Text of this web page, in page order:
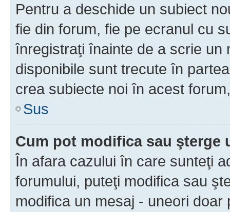
Pentru a deschide un subiect
fie din forum, fie pe ecranul cu
înregistraţi înainte de a scrie un
disponibile sunt trecute în
crea subiecte noi în acest
Sus
Cum pot modifica sau şterge
În afara cazului în care sunteţi
forumului, puteţi modifica sau
modifica un mesaj - uneori